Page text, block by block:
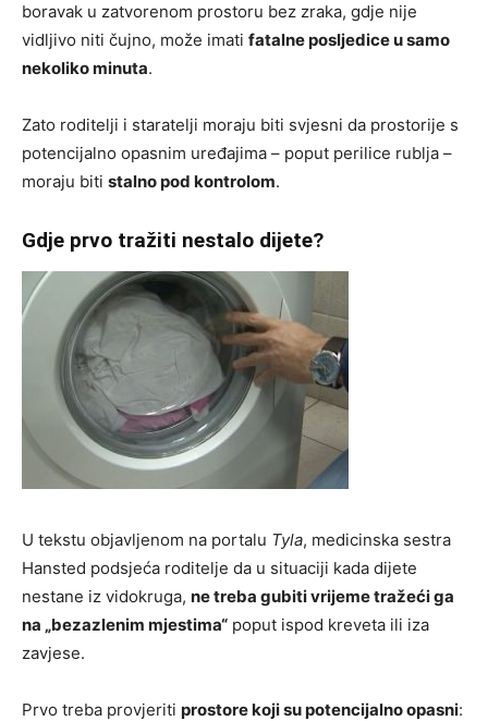
boravak u zatvorenom prostoru bez zraka, gdje nije
vidljivo niti čujno, može imati fatalne posljedice u samo
nekoliko minuta.
Zato roditelji i staratelji moraju biti svjesni da prostorije s
potencijalno opasnim uređajima – poput perilice rublja –
moraju biti stalno pod kontrolom.
Gdje prvo tražiti nestalo dijete?
U tekstu objavljenom na portalu Tyla, medicinska sestra
Hansted podsjeća roditelje da u situaciji kada dijete
nestane iz vidokruga, ne treba gubiti vrijeme tražeći ga
na „bezazlenim mjestima“ poput ispod kreveta ili iza
zavjese.
Prvo treba provjeriti prostore koji su potencijalno opasni: